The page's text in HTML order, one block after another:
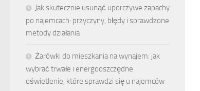
Jak skutecznie usunąć uporczywe zapachy
po najemcach: przyczyny, błędy i sprawdzone
metody działania
Żarówki do mieszkania na wynajem: jak
wybrać trwałe i energooszczędne
oświetlenie, które sprawdzi się u najemców